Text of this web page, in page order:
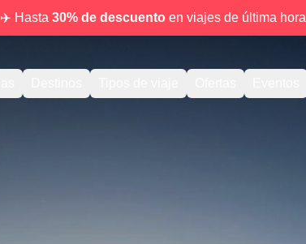
✈️ Hasta 30% de descuentoen viajes de última hora